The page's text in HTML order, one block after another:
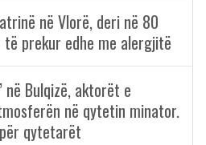
në Vlorë, deri në 80
prekur edhe me alergjitë
në Bulqizë, aktorët e
në qytetin minator.
qytetarët